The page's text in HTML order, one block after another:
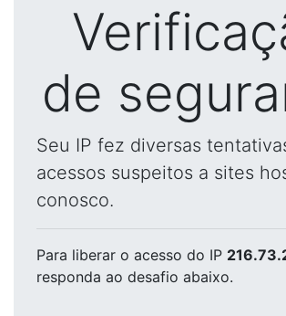
de
Seu IP fez diversas
acessos suspeitos a sites
conosco.
Para liberar o acesso do IP
responda ao desafio abaixo.